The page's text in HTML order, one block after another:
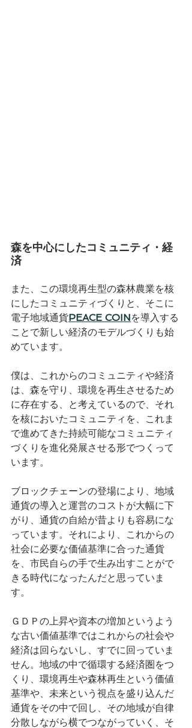
森を中心にしたコミュニティ・経
済
また、この環境再生型の森林農業を核
にしたコミュニティづくりと、そこに
電子地域通貨PEACE COINを導入する
ことで新しい経済のモデルづくりも始
めています。
僕は、これからのコミュニティや経済
は、森を守り、環境を再生させるため
に存在する、と考えているので、それ
を核においたコミュニティを、これま
で進めてきた持続可能なコミュニティ
づくりを進化発展させる形でつくって
います。
ブロックチェーンの登場により、地域
通貨の導入と運営のコストが大幅に下
がり、通貨の自給が昔よりも容易にな
っています。それにより、これからの
社会に必要な価値基準に合った通貨
を、市民自らの手で生み出すことがで
きる時代になったんだと思っていま
す。
ＧＤＰの上昇や資本の増加というよう
な古い価値基準ではこれからの社会や
経済は回らないし、すでに回っていま
せん。地域の中で循環する経済圏をつ
くり、環境再生や森林再生という価値
基準や、未来という視点を盛り込んだ
通貨をその中で回し、その地域が自律
分散しながら横でつながっていく、そ